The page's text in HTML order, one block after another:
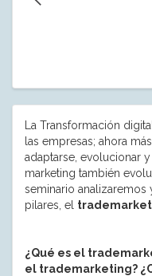
La Transformación
las empresas; ahora
adaptarse, evolucionar
marketing también
seminario
pilares, el
¿Qué es el
el trademarketing?